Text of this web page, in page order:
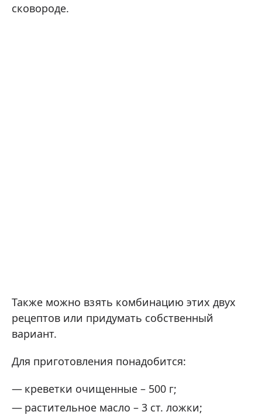
сковороде.
Также можно взять комбинацию этих двух
рецептов или придумать собственный
вариант.
Для приготовления понадобится:
креветки очищенные – 500 г;
растительное масло – 3 ст. ложки;